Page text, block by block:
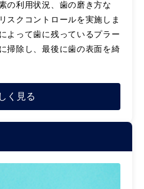
の利用状況、歯の磨き方な
スクコントロールを実施しま
よって歯に残っているプラー
掃除し、最後に歯の表面を綺
く見る